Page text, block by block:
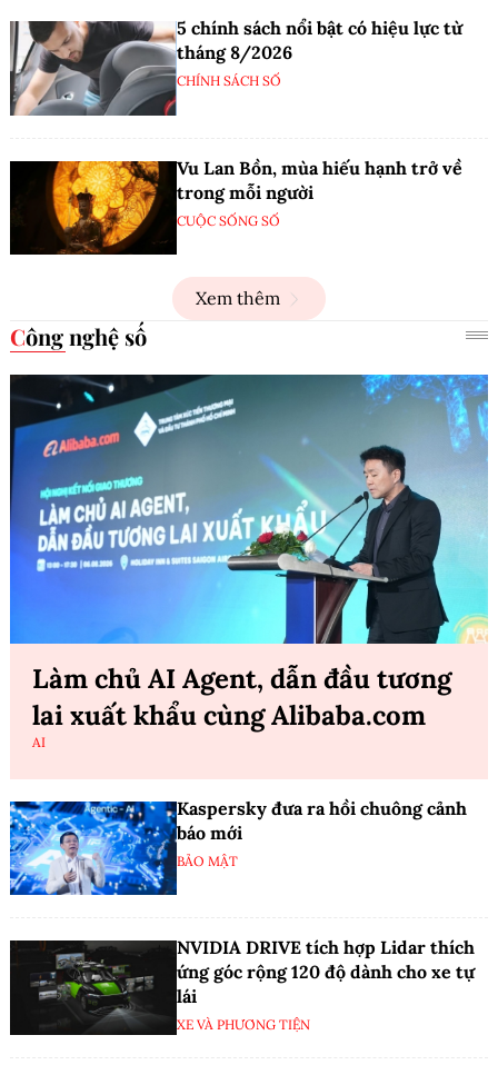
5 chính sách nổi bật có hiệu lực từ
tháng 8/2026
CHÍNH SÁCH SỐ
Vu Lan Bồn, mùa hiếu hạnh trở về
trong mỗi người
CUỘC SỐNG SỐ
Xem thêm
Công nghệ số
Làm chủ AI Agent, dẫn đầu tương
lai xuất khẩu cùng Alibaba.com
AI
Kaspersky đưa ra hồi chuông cảnh
báo mới
BẢO MẬT
NVIDIA DRIVE tích hợp Lidar thích
ứng góc rộng 120 độ dành cho xe tự
lái
XE VÀ PHƯƠNG TIỆN